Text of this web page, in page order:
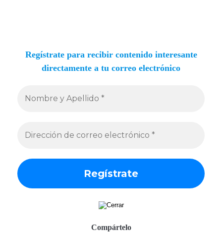
Regístrate para recibir contenido interesante
directamente a tu correo electrónico
Compártelo